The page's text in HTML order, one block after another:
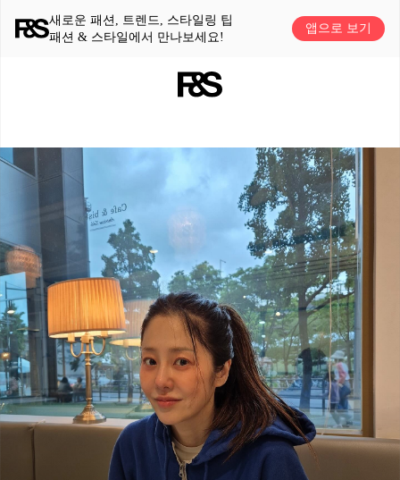
새로운 패션, 트렌드, 스타일링 팁
패션 & 스타일에서 만나보세요!
앱으로 보기